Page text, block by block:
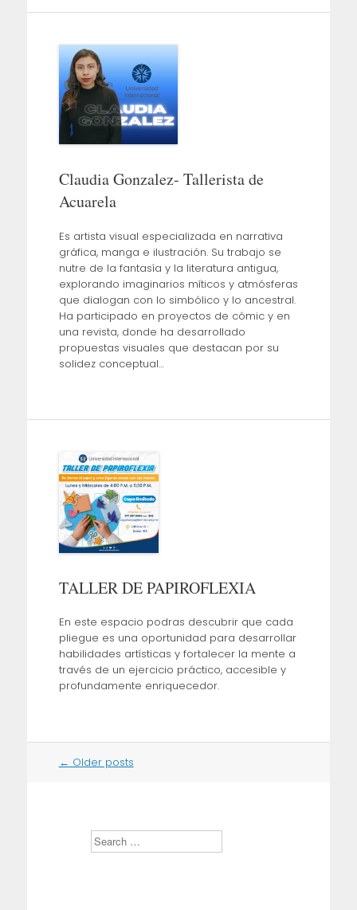
Claudia Gonzalez- Tallerista de
Acuarela
Es artista visual especializada en narrativa
gráfica, manga e ilustración. Su trabajo se
nutre de la fantasía y la literatura antigua,
explorando imaginarios míticos y atmósferas
que dialogan con lo simbólico y lo ancestral.
Ha participado en proyectos de cómic y en
una revista, donde ha desarrollado
propuestas visuales que destacan por su
solidez conceptual…
TALLER DE PAPIROFLEXIA
En este espacio podras descubrir que cada
pliegue es una oportunidad para desarrollar
habilidades artísticas y fortalecer la mente a
través de un ejercicio práctico, accesible y
profundamente enriquecedor.
Post
← Older posts
S
e